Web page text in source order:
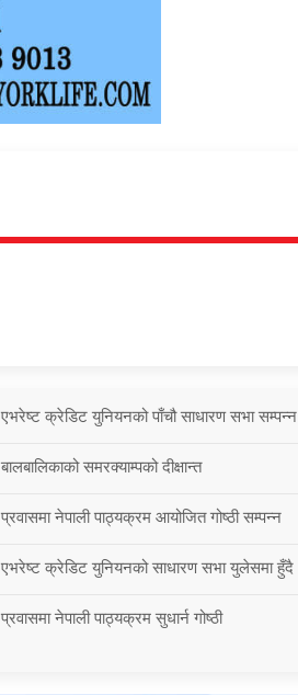
एभरेष्ट क्रेडिट युनियनको पाँचौ साधारण सभा सम्पन्न
बालबालिकाको समरक्याम्पको दीक्षान्त
प्रवासमा नेपाली पाठ्यक्रम आयोजित गोष्ठी सम्पन्न
एभरेष्ट क्रेडिट युनियनको साधारण सभा युलेसमा हुँदै
प्रवासमा नेपाली पाठ्यक्रम सुधार्न गोष्ठी